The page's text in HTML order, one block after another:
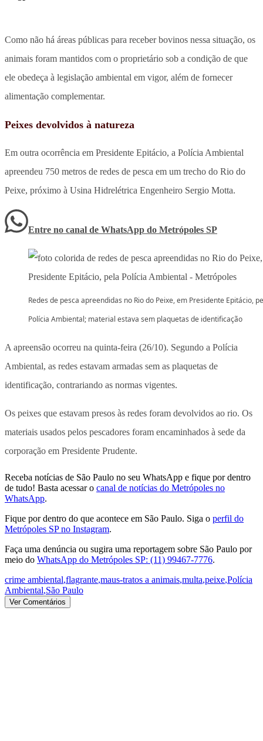
Como não há áreas públicas para receber bovinos nessa situação, os
animais foram mantidos com o proprietário sob a condição de que
ele obedeça à legislação ambiental em vigor, além de fornecer
alimentação complementar.
Peixes devolvidos à natureza
Em outra ocorrência em Presidente Epitácio, a Polícia Ambiental
apreendeu 750 metros de redes de pesca em um trecho do Rio do
Peixe, próximo à Usina Hidrelétrica Engenheiro Sergio Motta.
Entre no canal de WhatsApp do Metrópoles SP
Redes de pesca apreendidas no Rio do Peixe, em Presidente Epitácio,
Polícia Ambiental; material estava sem plaquetas de identificação
A apreensão ocorreu na quinta-feira (26/10). Segundo a Polícia
Ambiental, as redes estavam armadas sem as plaquetas de
identificação, contrariando as normas vigentes.
Os peixes que estavam presos às redes foram devolvidos ao rio. Os
materiais usados pelos pescadores foram encaminhados à sede da
corporação em Presidente Prudente.
Receba notícias de São Paulo no seu WhatsApp e fique por dentro
de tudo! Basta acessar o canal de notícias do Metrópoles no
WhatsApp.
Fique por dentro do que acontece em São Paulo. Siga o perfil do
Metrópoles SP no Instagram.
Faça uma denúncia ou sugira uma reportagem sobre São Paulo por
meio do WhatsApp do Metrópoles SP: (11) 99467-7776.
crime ambiental,flagrante,maus-tratos a animais,multa,peixe,Polícia
Ambiental,São Paulo
Ver Comentários